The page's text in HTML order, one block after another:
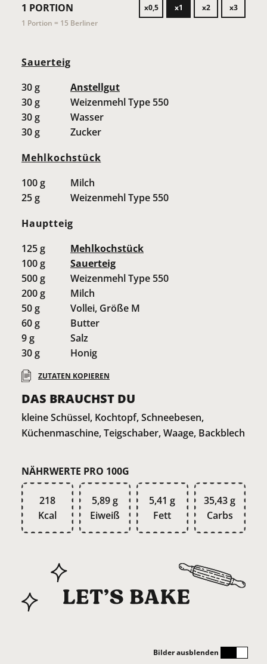
1 PORTION x0,5 x1 x2
x3
1 Portion = 15 Berliner
Sauerteig
30g
Anstellgut
30g
Weizenmehl Type 550
30g
Wasser
30g
Zucker
Mehlkochstück
100g
Milch
25g
Weizenmehl Type 550
Hauptteig
125g
Mehlkochstück
100g
Sauerteig
500g
Weizenmehl Type 550
200g
Milch
50g
Vollei, Größe M
60g
Butter
9g
Salz
30g Honig
ZUTATEN KOPIEREN
DAS BRAUCHST DU
kleine Schüssel, Kochtopf, Schneebesen,
Küchenmaschine, Teigschaber, Waage, Backblech
NÄHRWERTE PRO 100G
218
Kcal
5,89 g
Eiweiß
5,41 g
Fett
35,43 g
Carbs
Bilder ausblenden